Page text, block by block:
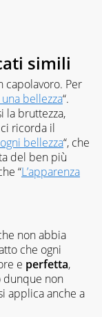
simili
capolavoro. Per
bellezza“.
la bruttezza,
ricorda il
bellezza“, che
del ben più
“L’apparenza
non abbia
che ogni
e perfetta,
dunque non
applica anche a